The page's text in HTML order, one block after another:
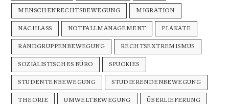
MENSCHENRECHTSBEWEGUNG MIGRATION
NACHLASS NOTFALLMANAGEMENT PLAKATE
RANDGRUPPENBEWEGUNG RECHTSEXTREMISMUS
SOZIALISTISCHES BÜRO SPUCKIES
STUDENTENBEWEGUNG STUDIERENDENBEWEGUNG
THEORIE UMWELTBEWEGUNG ÜBERLIEFERUNG